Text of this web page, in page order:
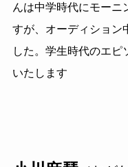
んは中学時代にモーニ
すが、オーディション
した。学生時代のエピ
いたします